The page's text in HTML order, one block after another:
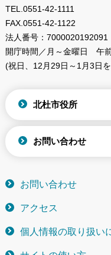
TEL. 0551-42-1111
FAX. 0551-42-1122
法人番号： 7000020192091
開庁時間／月～金曜日
午
(祝日、12月29日～1月3日
北杜市役所
お問い合わせ
お問い合わせ
アクセス
個人情報の取り扱い